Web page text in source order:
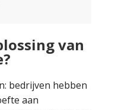
van
bedrijven hebben
aan